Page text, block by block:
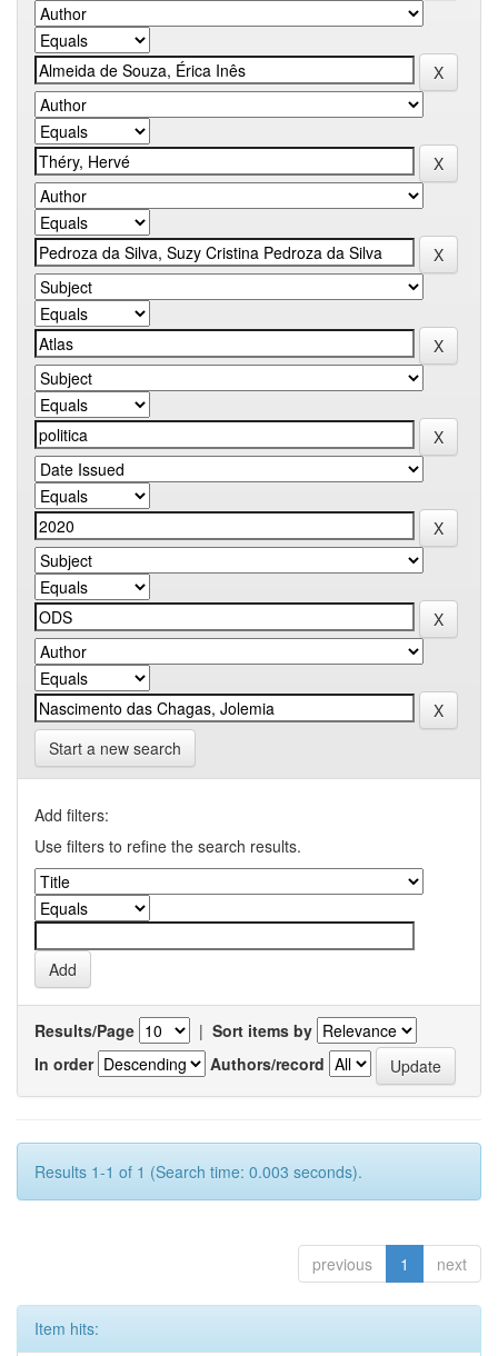
Start a new search
Add filters:
Use filters to refine the search results.
Results/Page | Sort items by
In order
Authors/record
Results 1-1 of 1 (Search time: 0.003 seconds).
previous 1 next
Item hits: